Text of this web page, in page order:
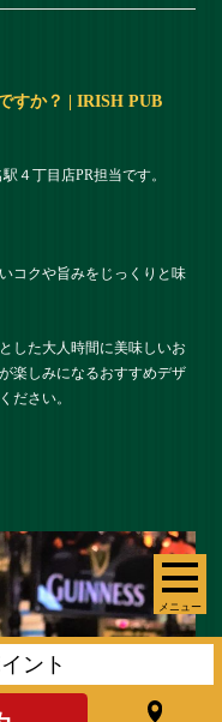
メニュー
すか？ | IRISH PUB
４丁目店PR担当です。
コクや旨みをじっくりと味
した大人時間に美味しいお
楽しみになるおすすめデザ
ださい。
ント